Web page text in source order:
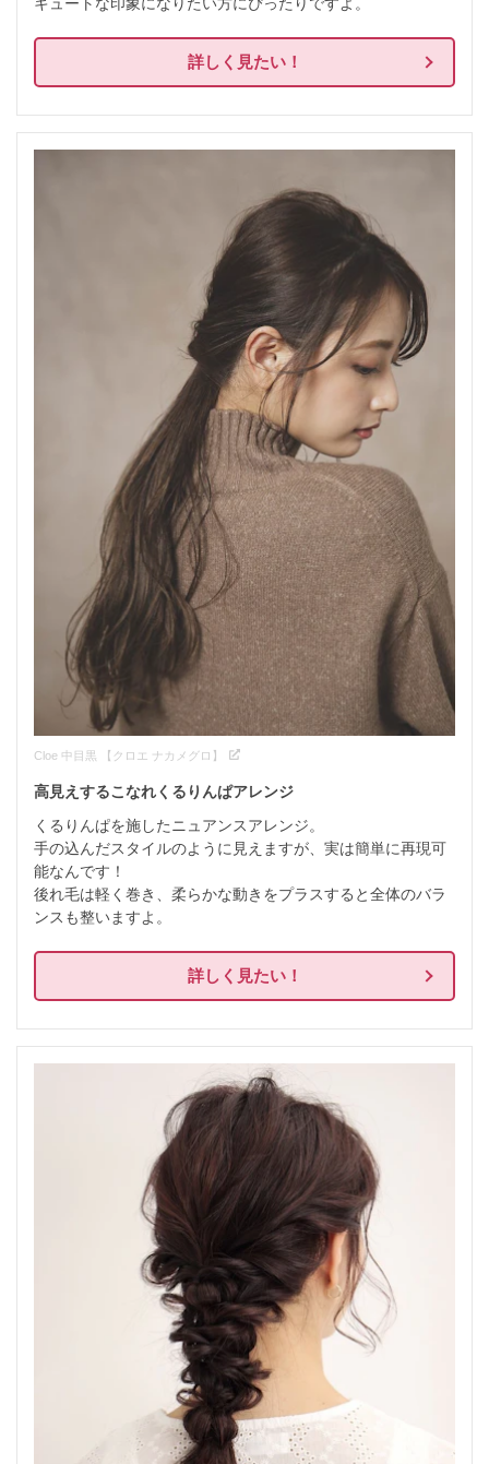
詳しく見たい！
Cloe 中目黒 【クロエ ナカメグロ】
高見えするこなれくるりんぱアレンジ
くるりんぱを施したニュアンスアレンジ。
手の込んだスタイルのように見えますが、実は簡単に再現可
能なんです！
後れ毛は軽く巻き、柔らかな動きをプラスすると全体のバラ
ンスも整いますよ。
詳しく見たい！